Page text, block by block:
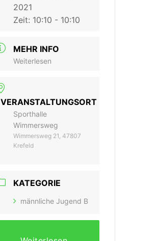
2021
Zeit: 10:10 - 10:10
MEHR INFO
Weiterlesen
VERANSTALTUNGSORT
Sporthalle
Wimmersweg
Wimmersweg 21, 47807
Krefeld
KATEGORIE
männliche Jugend B